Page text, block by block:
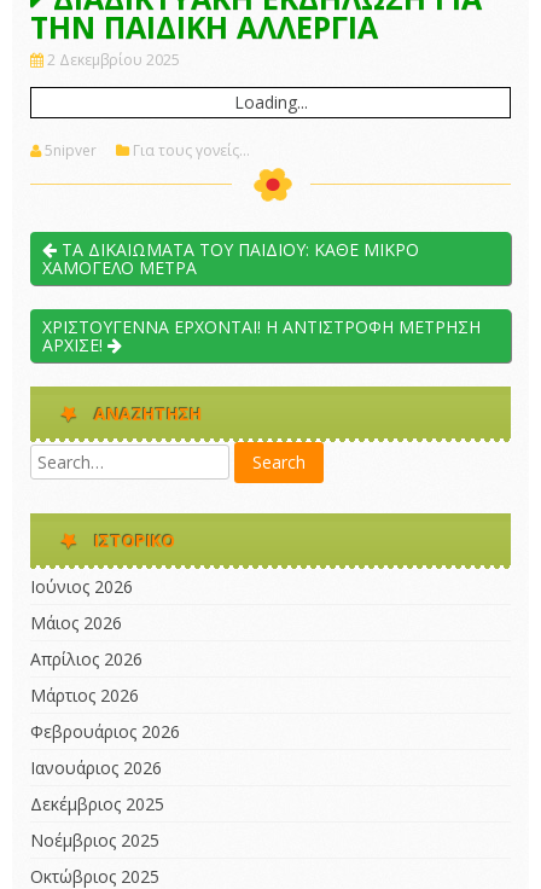
ΤΗΝ ΠΑΙΔΙΚΗ ΑΛΛΕΡΓΙΑ
2 Δεκεμβρίου 2025
Loading...
5nipver Για τους γονείς...
ΤΑ ΔΙΚΑΙΩΜΑΤΑ ΤΟΥ ΠΑΙΔΙΟΥ: ΚΑΘΕ ΜΙΚΡΟ
ΧΑΜΟΓΕΛΟ ΜΕΤΡΑ
ΧΡΙΣΤΟΥΓΕΝΝΑ ΕΡΧΟΝΤΑΙ! Η ΑΝΤΙΣΤΡΟΦΗ ΜΕΤΡΗΣΗ
ΑΡΧΙΣΕ!
ΑΝΑΖΉΤΗΣΗ
ΙΣΤΟΡΙΚΌ
Ιούνιος 2026
Μάιος 2026
Απρίλιος 2026
Μάρτιος 2026
Φεβρουάριος 2026
Ιανουάριος 2026
Δεκέμβριος 2025
Νοέμβριος 2025
Οκτώβριος 2025